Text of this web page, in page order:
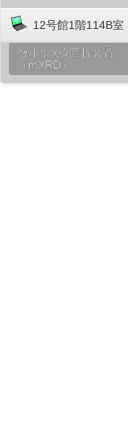
12号館1階114B室
微小部X線回折装置
（mXRD）